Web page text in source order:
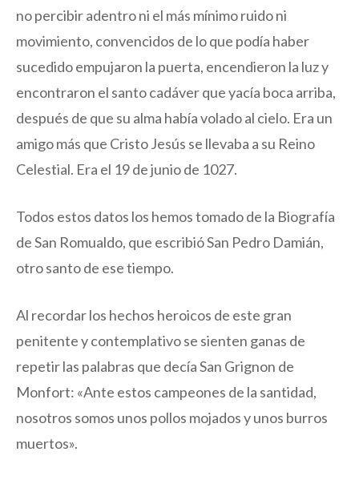
no percibir adentro ni el más mínimo ruido ni
movimiento, convencidos de lo que podía haber
sucedido empujaron la puerta, encendieron la luz y
encontraron el santo cadáver que yacía boca arriba,
después de que su alma había volado al cielo. Era un
amigo más que Cristo Jesús se llevaba a su Reino
Celestial. Era el 19 de junio de 1027.
Todos estos datos los hemos tomado de la Biografía
de San Romualdo, que escribió San Pedro Damián,
otro santo de ese tiempo.
Al recordar los hechos heroicos de este gran
penitente y contemplativo se sienten ganas de
repetir las palabras que decía San Grignon de
Monfort: «Ante estos campeones de la santidad,
nosotros somos unos pollos mojados y unos burros
muertos».